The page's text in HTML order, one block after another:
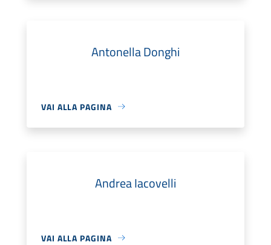
Antonella Donghi
VAI ALLA PAGINA
Andrea Iacovelli
VAI ALLA PAGINA